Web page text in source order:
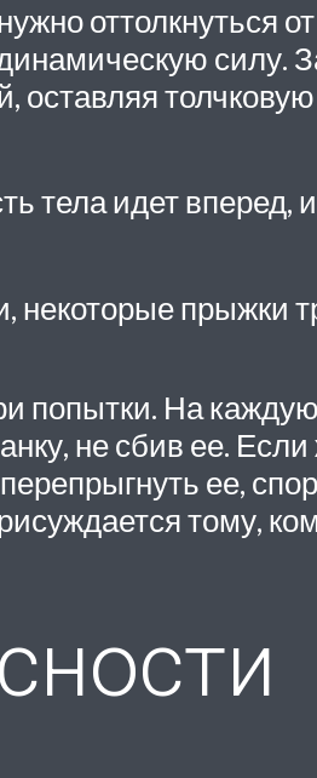
оттолкнуться
силу.
оставляя
тела идет вперед,
некоторые прыжки
попытки. На
не сбив ее.
ее,
тому,